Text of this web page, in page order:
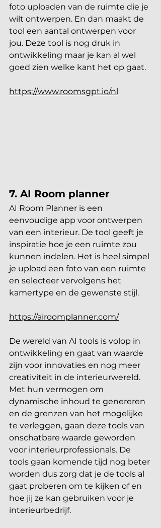
foto uploaden van de ruimte die je
wilt ontwerpen. En dan maakt de
tool een aantal ontwerpen voor
jou. Deze tool is nog druk in
ontwikkeling maar je kan al wel
goed zien welke kant het op gaat.
https://www.roomsgpt.io/nl
7. AI Room planner
AI Room Planner is een
eenvoudige app voor ontwerpen
van een interieur. De tool geeft je
inspiratie hoe je een ruimte zou
kunnen indelen. Het is heel simpel
je upload een foto van een ruimte
en selecteer vervolgens het
kamertype en de gewenste stijl.
https://airoomplanner.com/
De wereld van AI tools is volop in
ontwikkeling en gaat van waarde
zijn voor innovaties en nog meer
creativiteit in de interieurwereld.
Met hun vermogen om
dynamische inhoud te genereren
en de grenzen van het mogelijke
te verleggen, gaan deze tools van
onschatbare waarde geworden
voor interieurprofessionals. De
tools gaan komende tijd nog beter
worden dus zorg dat je de tools al
gaat proberen om te kijken of en
hoe jij ze kan gebruiken voor je
interieurbedrijf.